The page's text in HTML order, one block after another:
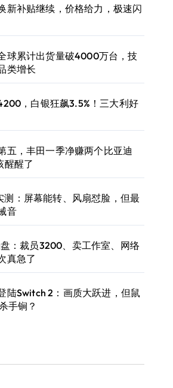
新补贴继续，价格给力，极速闪
球累计出货量破4000万台，技
类增长
，白银狂飙3.5%！三大利好
五，丰田一季净赚两个比亚迪
醒了
测：屏幕能转、风扇怼脸，但最
音
：裁员3200、卖工作室、网络
真急了
陆Switch 2：画质大跃进，但鼠
手锏？